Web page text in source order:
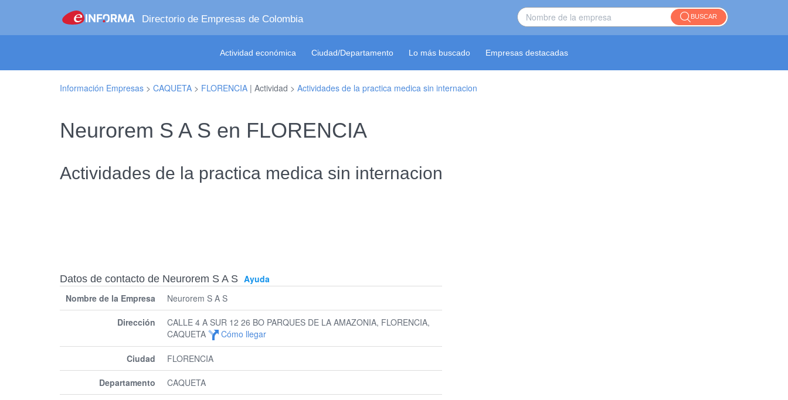
Directorio de Empresas de Colombia BUSCAR
Actividad económica Ciudad/Departamento Lo más buscado Empresas destacadas
Información Empresas > CAQUETA > FLORENCIA | Actividad > Actividades de la practica medica sin internacion
Neurorem S A S en FLORENCIA
Actividades de la practica medica sin internacion
Datos de contacto de Neurorem S A S Ayuda
Nombre de la Empresa
Neurorem S A S
Dirección
CALLE 4 A SUR 12 26 BO PARQUES DE LA AMAZONIA, FLORENCIA,
CAQUETA
Cómo llegar
Ciudad FLORENCIA
Departamento CAQUETA